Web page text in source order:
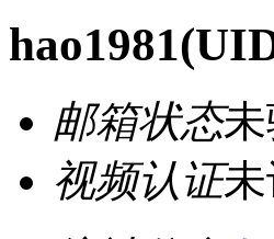
hao1981
邮箱状态
视频认证